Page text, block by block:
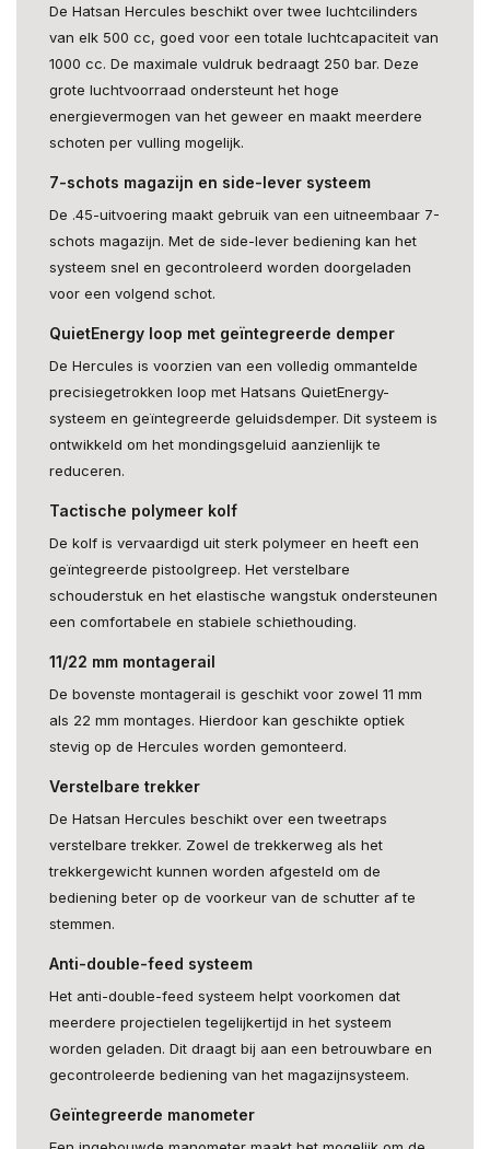
De Hatsan Hercules beschikt over twee luchtcilinders
van elk 500 cc, goed voor een totale luchtcapaciteit van
1000 cc. De maximale vuldruk bedraagt 250 bar. Deze
grote luchtvoorraad ondersteunt het hoge
energievermogen van het geweer en maakt meerdere
schoten per vulling mogelijk.
7-schots magazijn en side-lever systeem
De .45-uitvoering maakt gebruik van een uitneembaar 7-
schots magazijn. Met de side-lever bediening kan het
systeem snel en gecontroleerd worden doorgeladen
voor een volgend schot.
QuietEnergy loop met geïntegreerde demper
De Hercules is voorzien van een volledig ommantelde
precisiegetrokken loop met Hatsans QuietEnergy-
systeem en geïntegreerde geluidsdemper. Dit systeem is
ontwikkeld om het mondingsgeluid aanzienlijk te
reduceren.
Tactische polymeer kolf
De kolf is vervaardigd uit sterk polymeer en heeft een
geïntegreerde pistoolgreep. Het verstelbare
schouderstuk en het elastische wangstuk ondersteunen
een comfortabele en stabiele schiethouding.
11/22 mm montagerail
De bovenste montagerail is geschikt voor zowel 11 mm
als 22 mm montages. Hierdoor kan geschikte optiek
stevig op de Hercules worden gemonteerd.
Verstelbare trekker
De Hatsan Hercules beschikt over een tweetraps
verstelbare trekker. Zowel de trekkerweg als het
trekkergewicht kunnen worden afgesteld om de
bediening beter op de voorkeur van de schutter af te
stemmen.
Anti-double-feed systeem
Het anti-double-feed systeem helpt voorkomen dat
meerdere projectielen tegelijkertijd in het systeem
worden geladen. Dit draagt bij aan een betrouwbare en
gecontroleerde bediening van het magazijnsysteem.
Geïntegreerde manometer